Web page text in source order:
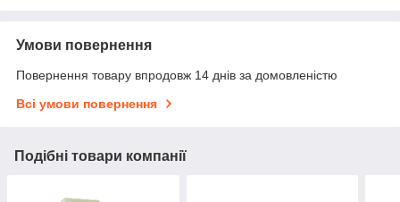
Умови повернення
Повернення товару впродовж 14 днів за домовленістю
Всі умови повернення
Подібні товари компанії